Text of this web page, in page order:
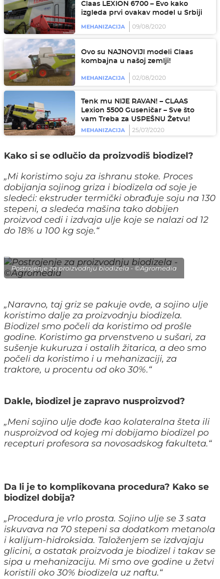
Claas LEXION 6700 – Evo kako
izgleda prvi ovakav model u Srbiji
MEHANIZACIJA 09/08/2020
Ovo su NAJNOVIJI modeli Claas
kombajna u našoj zemlji!
MEHANIZACIJA 02/08/2020
Tenk mu NIJE RAVAN! – CLAAS
Lexion 5500 Guseničar – Sve što
vam Treba za USPEŠNU Žetvu!
MEHANIZACIJA
25/07/2020
Kako si se odlučio da proizvodiš biodizel?
„Mi koristimo soju za ishranu stoke. Proces
dobijanja sojinog griza i biodizela od soje je
sledeći: ekstruder termički obrađuje soju na 130
stepeni, a sledeća mašina tako dobijen
proizvod cedi i izdvaja ulje koje se nalazi od 12
do 18% u 100 kg soje.“
Postrojenje za proizvodnju biodizela - ©Agromedia
„Naravno, taj griz se pakuje ovde, a sojino ulje
koristimo dalje za proizvodnju biodizela.
Biodizel smo počeli da koristimo od prošle
godine. Koristimo ga prvenstveno u sušari, za
sušenje kukuruza i ostalih žitarica, a deo smo
počeli da koristimo i u mehanizaciji, za
traktore, u procentu od oko 30%.“
Dakle, biodizel je zapravo nusproizvod?
„Meni sojino ulje dođe kao kolateralna šteta ili
nusproizvod od kojeg mi dobijamo biodizel po
recepturi profesora sa novosadskog fakulteta.“
Da li je to komplikovana procedura? Kako se
biodizel dobija?
„Procedura je vrlo prosta. Sojino ulje se 3 sata
iskuvava na 70 stepeni sa dodatkom metanola
i kalijum-hidroksida. Taloženjem se izdvajaju
glicini, a ostatak proizvoda je biodizel i takav se
sipa u mehanizaciju. Mi smo ove godine u žetvi
koristili oko 30% biodizela uz naftu.“